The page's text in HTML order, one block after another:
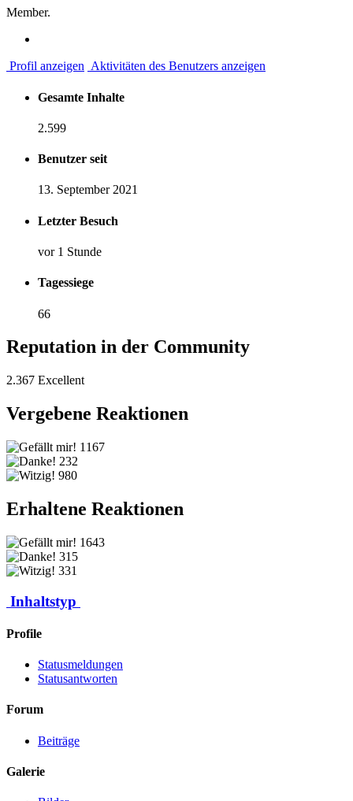
Member.
Profil anzeigen Aktivitäten des Benutzers anzeigen
Gesamte Inhalte
2.599
Benutzer seit
13. September 2021
Letzter Besuch
vor 1 Stunde
Tagessiege
66
Reputation in der Community
2.367 Excellent
Vergebene Reaktionen
1167
232
980
Erhaltene Reaktionen
1643
315
331
Inhaltstyp
Profile
Statusmeldungen
Statusantworten
Forum
Beiträge
Galerie